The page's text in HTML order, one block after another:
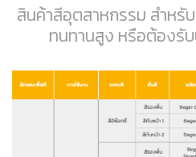
สินค้าสีอุตสาหกรรม สำหรั
ทนทานสูง หรือต้องรั